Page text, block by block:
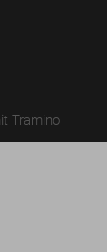
Tramino